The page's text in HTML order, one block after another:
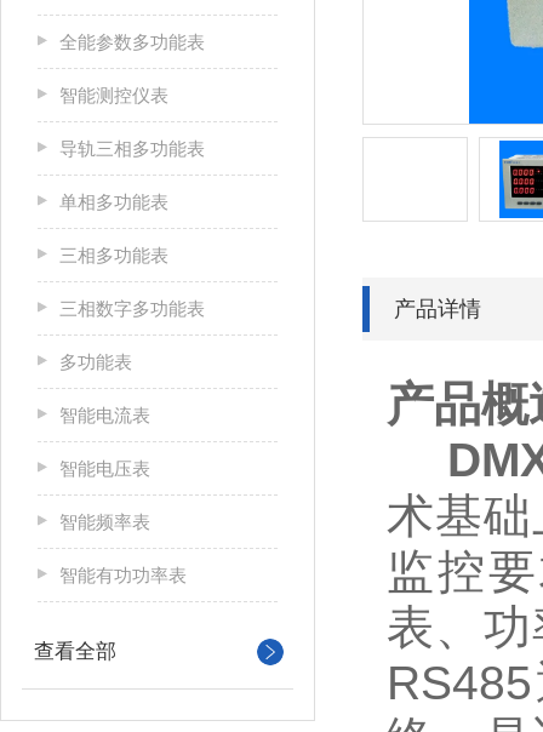
全能参数多功能表
智能测控仪表
导轨三相多功能表
单相多功能表
三相多功能表
三相数字多功能表
多功能表
智能电流表
智能电压表
智能频率表
智能有功功率表
查看全部
产品详情
产品概
术基
监控
表、